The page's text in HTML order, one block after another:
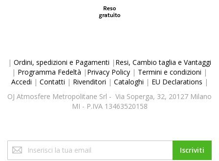
| Ordini, spedizioni e Pagamenti | Resi, Cambio taglia e Vantaggi
| Programma Fedeltà | Privacy Policy | Termini e condizioni |
Accedi | Contatti | Rivenditori | Cataloghi | EU Declarations |
OJ Atmosfere Metropolitane Srl - Via Soperga, 32, 20127 Milano
MI - P.IVA 13463520158
Iscriviti
alla
Iscriviti